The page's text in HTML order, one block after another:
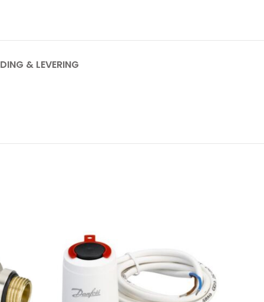
& LEVERING